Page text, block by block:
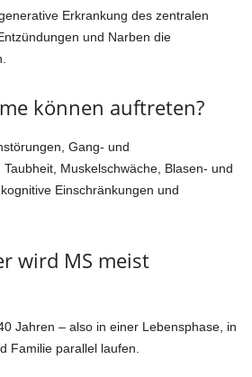
Erkrankung des zentralen
und Narben die
können auftreten?
Gang- und
Muskelschwäche, Blasen- und
Einschränkungen und
wird MS meist
Jahren – also in einer Lebensphase, in
Familie parallel laufen.